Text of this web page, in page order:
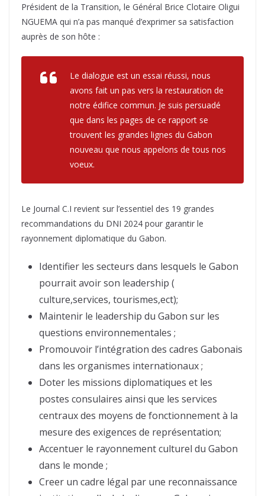
Président de la Transition, le Général Brice Clotaire Oligui
NGUEMA qui n’a pas manqué d’exprimer sa satisfaction
auprès de son hôte :
Le dialogue est un essai réussi, nous
avons fait un pas vers la restauration de
notre édifice commun. Je suis persuadé
que dans les pages de ce rapport se
trouvent les grandes lignes du Gabon
nouveau que nous appelons de tous nos
voeux.
Le Journal C.I revient sur l’essentiel des 19 grandes
recommandations du DNI 2024 pour garantir le
rayonnement diplomatique du Gabon.
Identifier les secteurs dans lesquels le Gabon
pourrait avoir son leadership (
culture,services, tourismes,ect);
Maintenir le leadership du Gabon sur les
questions environnementales ;
Promouvoir l’intégration des cadres Gabonais
dans les organismes internationaux ;
Doter les missions diplomatiques et les
postes consulaires ainsi que les services
centraux des moyens de fonctionnement à la
mesure des exigences de représentation;
Accentuer le rayonnement culturel du Gabon
dans le monde ;
Creer un cadre légal par une reconnaissance